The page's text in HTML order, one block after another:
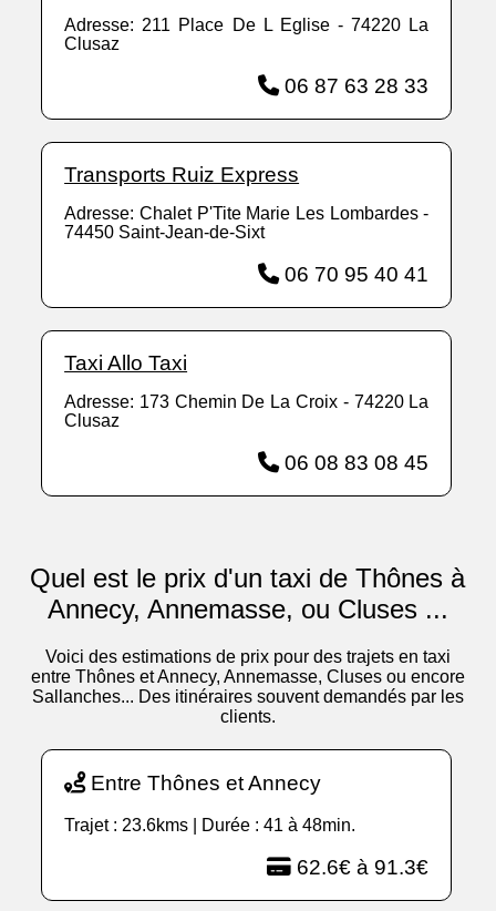
Adresse: 211 Place De L Eglise - 74220 La
Clusaz
06 87 63 28 33
Transports Ruiz Express
Adresse: Chalet P'Tite Marie Les Lombardes -
74450 Saint-Jean-de-Sixt
06 70 95 40 41
Taxi Allo Taxi
Adresse: 173 Chemin De La Croix - 74220 La
Clusaz
06 08 83 08 45
Quel est le prix d'un taxi de Thônes à
Annecy, Annemasse, ou Cluses ...
Voici des estimations de prix pour des trajets en taxi
entre Thônes et Annecy, Annemasse, Cluses ou encore
Sallanches... Des itinéraires souvent demandés par les
clients.
Entre Thônes et Annecy
Trajet : 23.6kms | Durée : 41 à 48min.
62.6€ à 91.3€